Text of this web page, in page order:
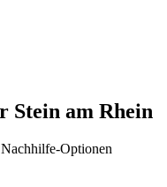
Stein am Rhein
Optionen